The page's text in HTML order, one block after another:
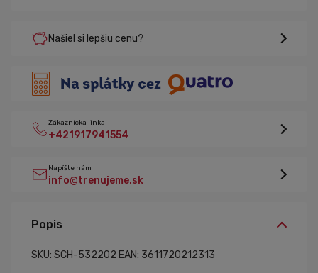
Našiel si lepšiu cenu?
Zákaznícka linka
+421917941554
Napíšte nám
info@trenujeme.sk
Popis
SKU: SCH-532202 EAN: 3611720212313